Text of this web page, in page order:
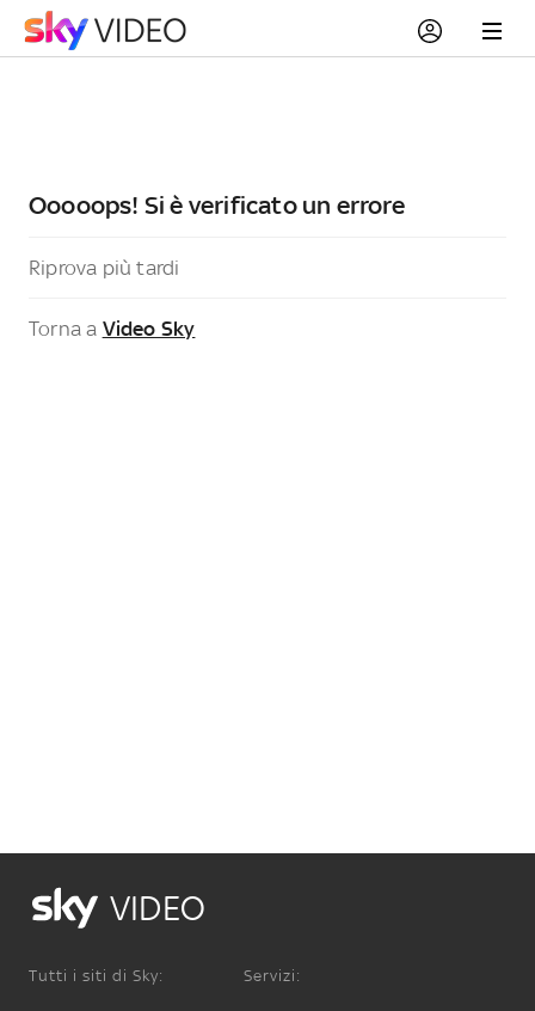
Ooooops! Si è verificato un errore
Riprova più tardi
Torna a Video Sky
VIDEO
Tutti i siti di Sky: Servizi: